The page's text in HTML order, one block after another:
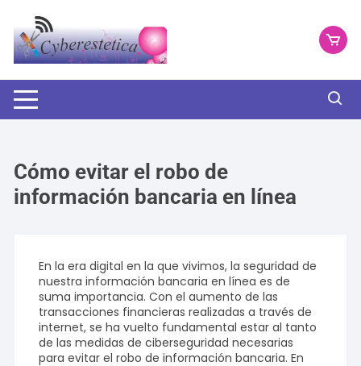
contenido
Cómo evitar el robo de
información bancaria en línea
En la era digital en la que vivimos, la seguridad de
nuestra información bancaria en línea es de
suma importancia. Con el aumento de las
transacciones financieras realizadas a través de
internet, se ha vuelto fundamental estar al tanto
de las medidas de ciberseguridad necesarias
para evitar el robo de información bancaria. En